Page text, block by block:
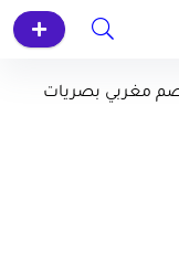
مغربي بصريات